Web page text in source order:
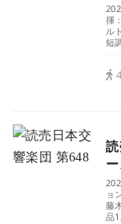
揮
ル
短
ョ
藤
品